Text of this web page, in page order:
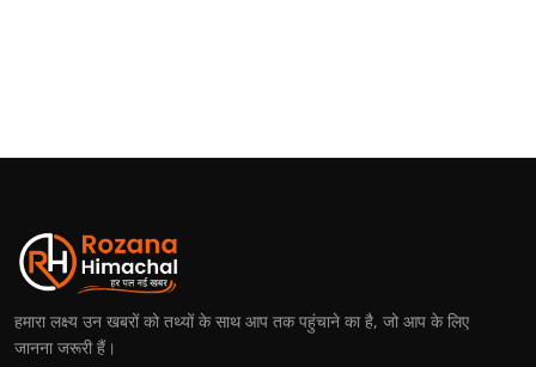
हमारा लक्ष्य उन खबरों को तथ्यों के साथ आप तक पहुंचाने का है, जो आप के लिए
जानना जरूरी हैं।